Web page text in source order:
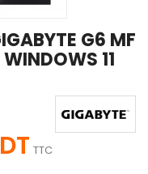
G6 MF
11
TTC